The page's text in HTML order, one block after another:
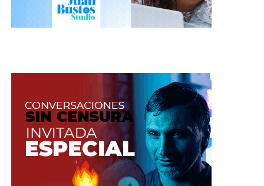
ENTRETENIMIENTO INMERSIVO
combina el mundo físico con los mundos creados
por computador, como es el caso de los ambientes
3D de la realidad virtual. En la actualidad
encontramos algunos ejemplos como el caso de
CAM4VR y AliceX
, cuyo fin es hacer que los
usuarios realmente se sientan parte de la acción.
Algunas empresas de entretenimiento para